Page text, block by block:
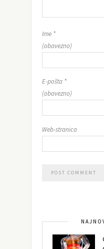
Ime *
(obavezno)
E-pošta *
(obavezno)
Web-stranica